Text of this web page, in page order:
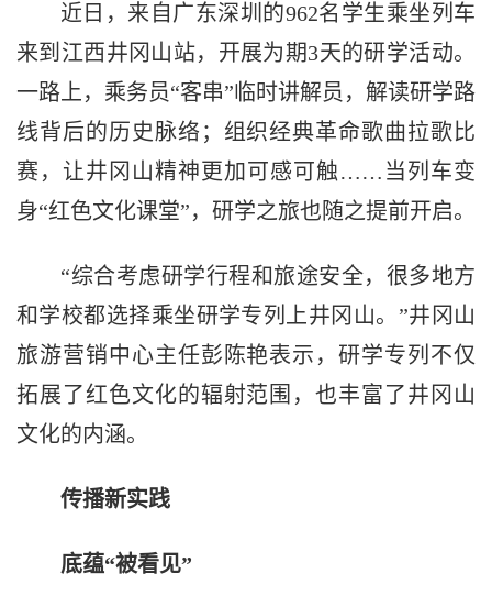
近日，来自广东深圳的962名学生乘坐列车
来到江西井冈山站，开展为期3天的研学活动。
一路上，乘务员“客串”临时讲解员，解读研学路
线背后的历史脉络；组织经典革命歌曲拉歌比
赛，让井冈山精神更加可感可触……当列车变
身“红色文化课堂”，研学之旅也随之提前开启。
“综合考虑研学行程和旅途安全，很多地方
和学校都选择乘坐研学专列上井冈山。”井冈山
旅游营销中心主任彭陈艳表示，研学专列不仅
拓展了红色文化的辐射范围，也丰富了井冈山
文化的内涵。
传播新实践
底蕴“被看见”